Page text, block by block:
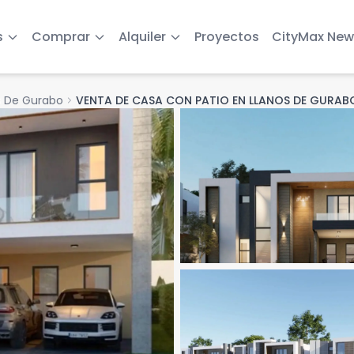
Comprar Alquiler Proyectos CityMax
De Gurabo chevron_right VENTA DE CASA CON PATIO EN LLANOS DE